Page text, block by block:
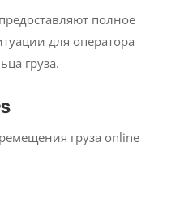
полное
для оператора
груза.
груза online